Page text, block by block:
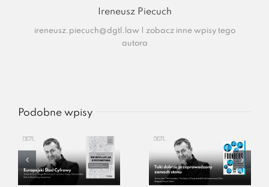
Ireneusz Piecuch
ireneusz.piecuch@dgtl.law
zobacz inne wpisy tego
autora
Podobne wpisy